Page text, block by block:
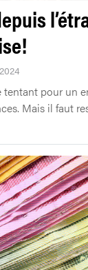
tentant pour un
Mais il faut